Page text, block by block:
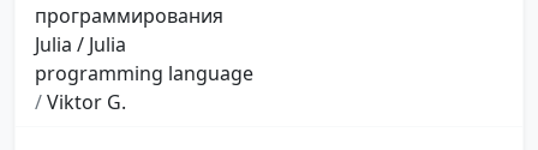
программирования
Julia / Julia
programming language
/Viktor G.